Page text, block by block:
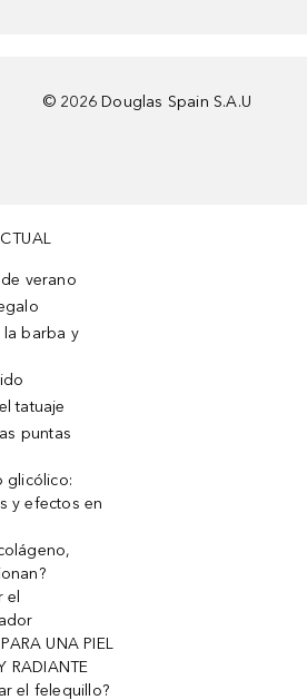
© 2026 Douglas Spain S.A.U
verano
barba y
tatuaje
puntas
glicólico:
y efectos en
el
UNA PIEL
RADIANTE
el felequillo?